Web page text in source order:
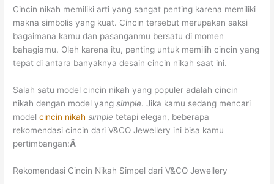
Cincin nikah memiliki arti yang sangat penting karena memiliki
makna simbolis yang kuat. Cincin tersebut merupakan saksi
bagaimana kamu dan pasanganmu bersatu di momen
bahagiamu. Oleh karena itu, penting untuk memilih cincin yang
tepat di antara banyaknya desain cincin nikah saat ini.
Salah satu model cincin nikah yang populer adalah cincin
nikah dengan model yangsimple.Jika kamu sedang mencari
modelcincin nikah simple tetapi elegan, beberapa
rekomendasi cincin dari V&CO Jewellery ini bisa kamu
pertimbangan:Â
Rekomendasi Cincin Nikah Simpel dari V&CO Jewellery